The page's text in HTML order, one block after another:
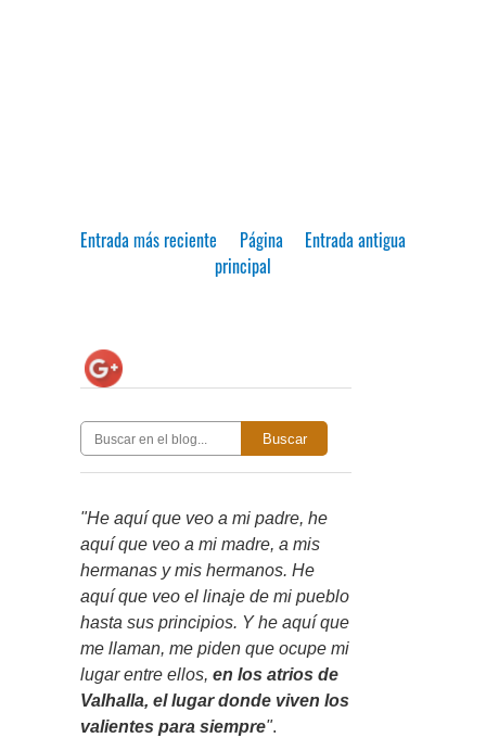
Entrada más reciente Entrada antigua
Página
principal
Buscar
"He aquí que veo a mi padre, he
aquí que veo a mi madre, a mis
hermanas y mis hermanos. He
aquí que veo el linaje de mi pueblo
hasta sus principios. Y he aquí que
me llaman, me piden que ocupe mi
lugar entre ellos, en los atrios de
Valhalla, el lugar donde viven los
valientes para siempre".